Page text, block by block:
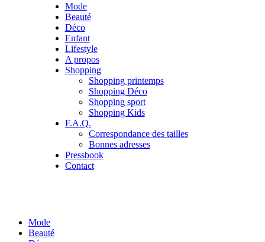
Mode
Beauté
Déco
Enfant
Lifestyle
A propos
Shopping
Shopping printemps
Shopping Déco
Shopping sport
Shopping Kids
F.A.Q.
Correspondance des tailles
Bonnes adresses
Pressbook
Contact
Mode
Beauté